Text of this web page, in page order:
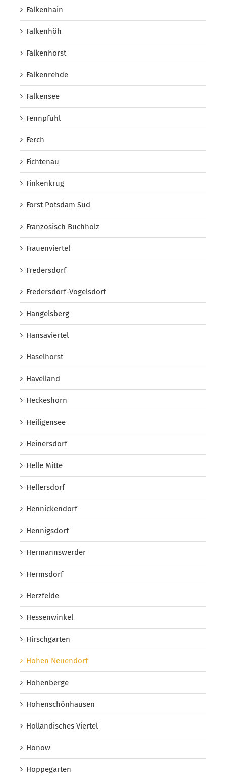
Falkenhain
Falkenhöh
Falkenhorst
Falkenrehde
Falkensee
Fennpfuhl
Ferch
Fichtenau
Finkenkrug
Forst Potsdam Süd
Französisch Buchholz
Frauenviertel
Fredersdorf
Fredersdorf-Vogelsdorf
Hangelsberg
Hansaviertel
Haselhorst
Havelland
Heckeshorn
Heiligensee
Heinersdorf
Helle Mitte
Hellersdorf
Hennickendorf
Hennigsdorf
Hermannswerder
Hermsdorf
Herzfelde
Hessenwinkel
Hirschgarten
Hohen Neuendorf
Hohenberge
Hohenschönhausen
Holländisches Viertel
Hönow
Hoppegarten